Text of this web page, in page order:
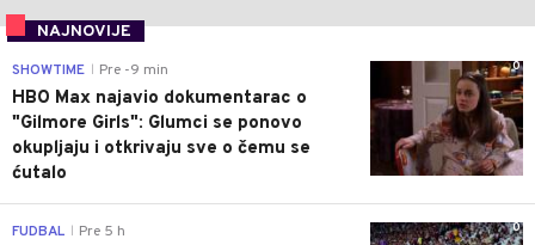
NAJNOVIJE
0
SHOWTIME Pre -9 min
HBO Max najavio dokumentarac o
"Gilmore Girls": Glumci se ponovo
okupljaju i otkrivaju sve o čemu se
ćutalo
0
FUDBAL Pre 5 h